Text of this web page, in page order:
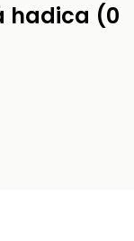
hadica (0